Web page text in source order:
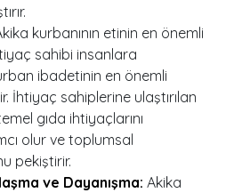
kurbanının etinin en önemli
sahibi insanlara
ibadetinin en önemli
İhtiyaç sahiplerine ulaştırılan
gıda ihtiyaçlarını
olur ve toplumsal
pekiştirir.
ve Dayanışma: Akika